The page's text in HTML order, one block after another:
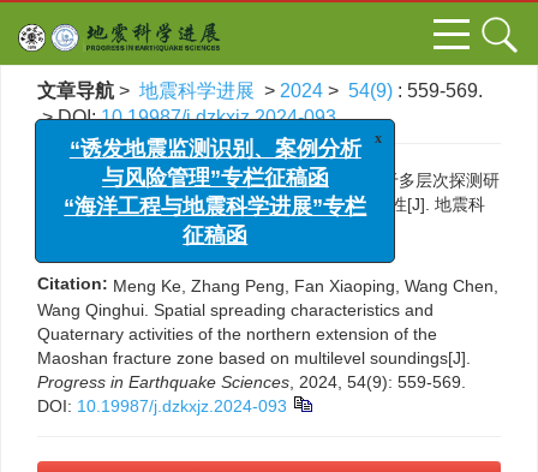
文章导航 > 地震科学进展 > 2024 > 54(9) : 559-569.
> DOI:10.19987/j.dzkxjz.2024-093
引用本文:孟科, 张鹏, 范小平, 王琛, 汪晴慧. 基于多层次探测研
究茅山断裂带北延段空间展布特征及第四纪活动性[J]. 地震科
学进展, 2024, 54(9): 559-569.
10.19987/j.dzkxjz.2024-093
Citation: Meng Ke, Zhang Peng, Fan Xiaoping, Wang Chen,
Wang Qinghui. Spatial spreading characteristics and
Quaternary activities of the northern extension of the
Maoshan fracture zone based on multilevel soundings[J].
Progress in Earthquake Sciences , 2024, 54(9): 559-569.
DOI: 10.19987/j.dzkxjz.2024-093
“诱发地震监测识别、案例分析
与风险管理”专栏征稿函
“海洋工程与地震科学进展”专栏
征稿函